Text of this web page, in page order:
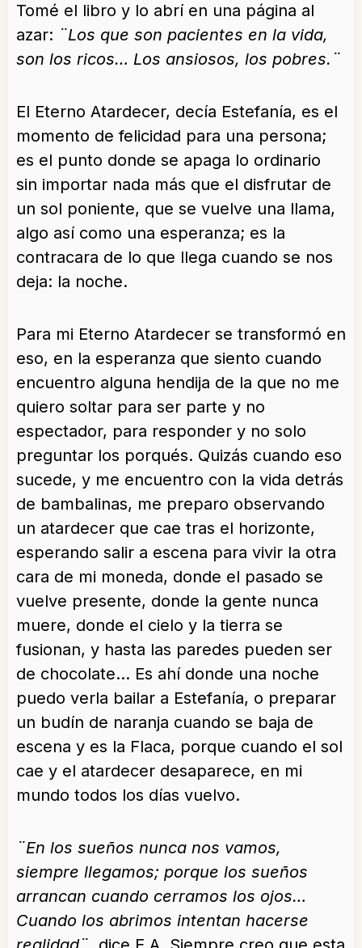
Tomé el libro y lo abrí en una página al
azar: ¨Los que son pacientes en la vida,
son los ricos… Los ansiosos, los pobres.¨
El Eterno Atardecer, decía Estefanía, es el
momento de felicidad para una persona;
es el punto donde se apaga lo ordinario
sin importar nada más que el disfrutar de
un sol poniente, que se vuelve una llama,
algo así como una esperanza; es la
contracara de lo que llega cuando se nos
deja: la noche.
Para mi Eterno Atardecer se transformó en
eso, en la esperanza que siento cuando
encuentro alguna hendija de la que no me
quiero soltar para ser parte y no
espectador, para responder y no solo
preguntar los porqués. Quizás cuando eso
sucede, y me encuentro con la vida detrás
de bambalinas, me preparo observando
un atardecer que cae tras el horizonte,
esperando salir a escena para vivir la otra
cara de mi moneda, donde el pasado se
vuelve presente, donde la gente nunca
muere, donde el cielo y la tierra se
fusionan, y hasta las paredes pueden ser
de chocolate… Es ahí donde una noche
puedo verla bailar a Estefanía, o preparar
un budín de naranja cuando se baja de
escena y es la Flaca, porque cuando el sol
cae y el atardecer desaparece, en mi
mundo todos los días vuelvo.
¨En los sueños nunca nos vamos,
siempre llegamos; porque los sueños
arrancan cuando cerramos los ojos…
Cuando los abrimos intentan hacerse